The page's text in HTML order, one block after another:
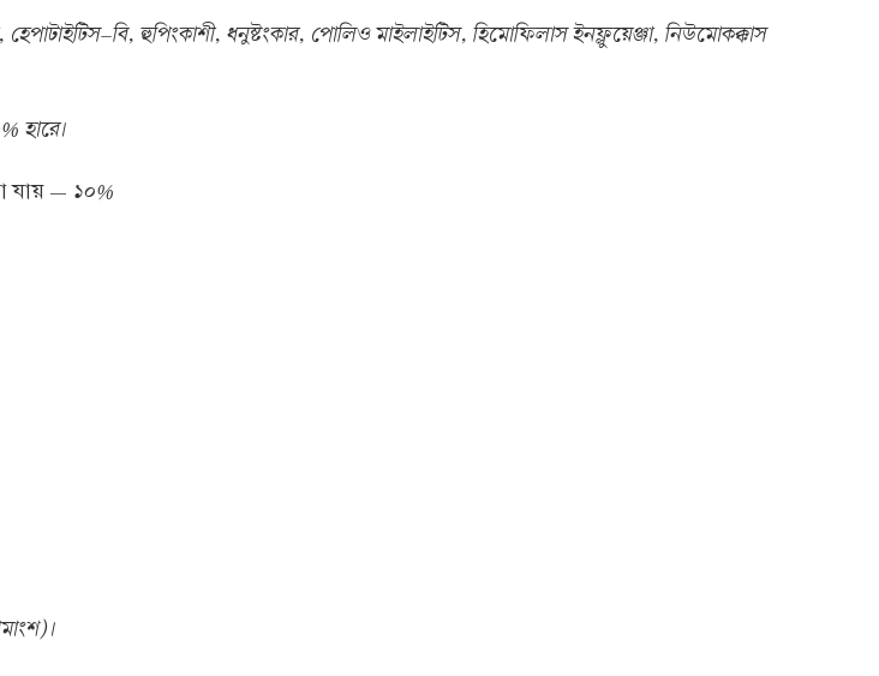
হেপাটাইটিস–বি, হুপিংকাশী, ধনুষ্টংকার, পোলিও মাইলাইটিস, হিমোফিলাস ইনফ্লুয়েঞ্জা, নিউমোকক্কাস
হারে।
যায় — ১০%